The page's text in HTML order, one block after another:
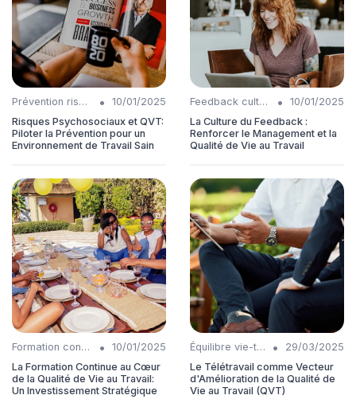
Prévention risques •
10/01/2025
Risques Psychosociaux et QVT:
Piloter la Prévention pour un
Environnement de Travail Sain
Feedback culture •
10/01/2025
La Culture du Feedback :
Renforcer le Management et la
Qualité de Vie au Travail
Formation continue •
10/01/2025
La Formation Continue au Cœur
de la Qualité de Vie au Travail:
Un Investissement Stratégique
Équilibre vie-travail •
29/03/2025
Le Télétravail comme Vecteur
d'Amélioration de la Qualité de
Vie au Travail (QVT)